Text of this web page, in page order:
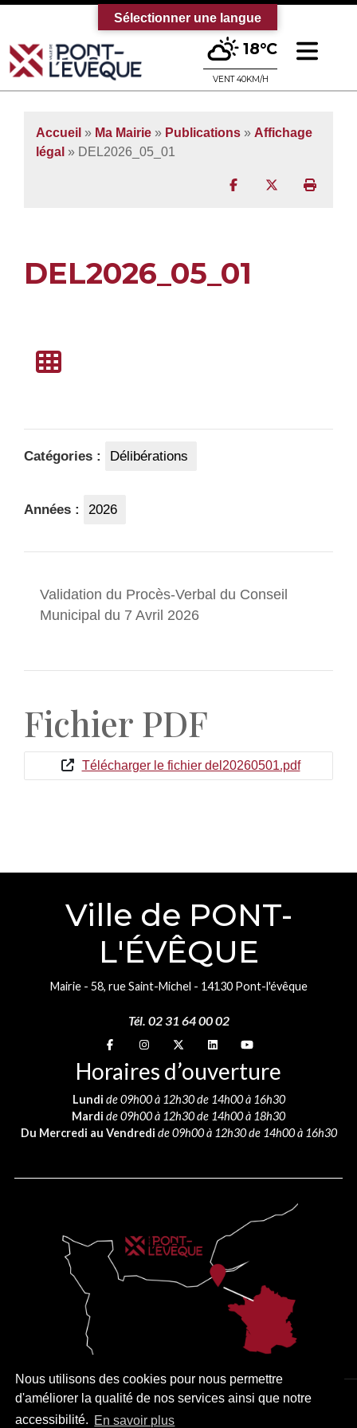
Nous utilisons des cookies pour nous permettre
d'améliorer la qualité de nos services ainsi que notre
accessibilité. En savoir plus
Bienvenue sur le site officiel de la
18°C
VENT 40KM/H
Accueil » Ma Mairie » Publications » Affichage
légal » DEL2026_05_01
Partager surPartager sur
DEL2026_05_01
Catégories : Délibérations
Années : 2026
Validation du Procès-Verbal du Conseil
Municipal du 7 Avril 2026
Fichier PDF
Télécharger le fichier del20260501.pdf
Ville de PONT-
L'ÉVÊQUE
Mairie - 58, rue Saint-Michel - 14130 Pont-l'évêque
Tél. 02 31 64 00 02
Suivez-nous sur
Suivez-nous sur
Suivez-nous sur
Suivez-nous sur
Suivez-nous sur
Horaires d’ouverture
Lundi de 09h00 à 12h30 de 14h00 à 16h30
Mardi de 09h00 à 12h30 de 14h00 à 18h30
Du Mercredi au Vendredi de 09h00 à 12h30 de 14h00 à 16h30
PLAN DU SITE MENTIONS LÉGALES ACCESSIBILITÉ
Sélectionner une langue